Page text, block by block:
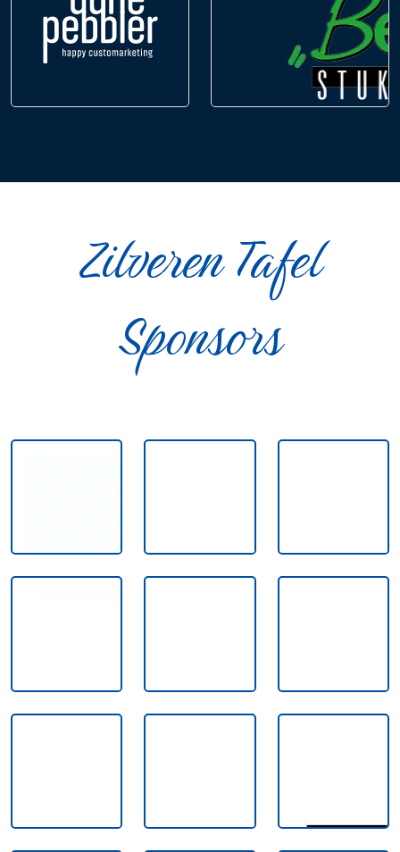
Zilveren Tafel
Sponsors